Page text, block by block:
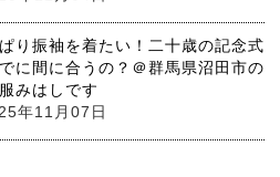
り振袖を着たい！二十歳の記念式
に間に合うの？＠群馬県沼田市の
みはしです
年11月07日